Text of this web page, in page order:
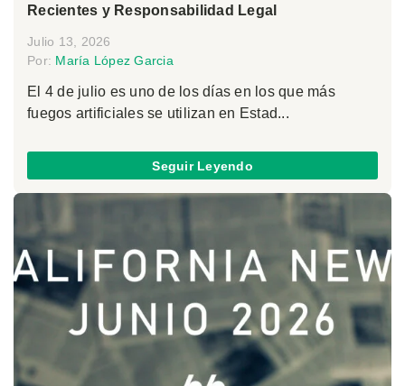
Recientes y Responsabilidad Legal
Julio 13, 2026
Por: María López Garcia
El 4 de julio es uno de los días en los que más
fuegos artificiales se utilizan en Estad...
Seguir Leyendo